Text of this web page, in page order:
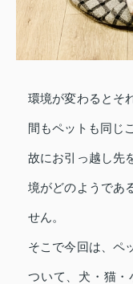
環境が変わるとそ
間もペットも同じ
故にお引っ越し先
境がどのようであ
せん。
そこで今回は、ペ
ついて、犬・猫・